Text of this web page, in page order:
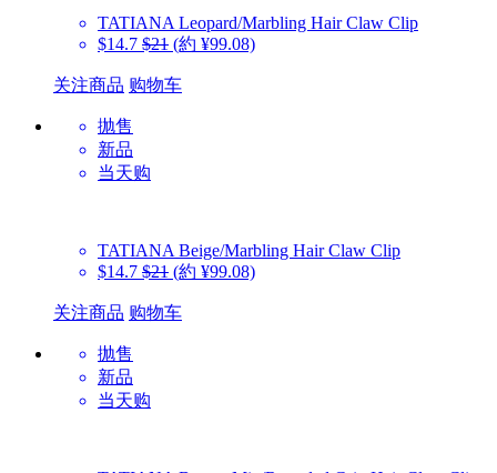
TATIANA Leopard/Marbling Hair Claw Clip
$14.7 $21 (約 ¥99.08)
关注商品 购物车
抛售
新品
当天购
TATIANA Beige/Marbling Hair Claw Clip
$14.7 $21 (約 ¥99.08)
关注商品 购物车
抛售
新品
当天购